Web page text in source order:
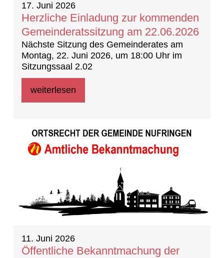
17. Juni 2026
Herzliche Einladung zur kommenden
Gemeinderatssitzung am 22.06.2026
Nächste Sitzung des Gemeinderates am
Montag, 22. Juni 2026, um 18:00 Uhr im
Sitzungssaal 2.02
weiterlesen
11. Juni 2026
Öffentliche Bekanntmachung der